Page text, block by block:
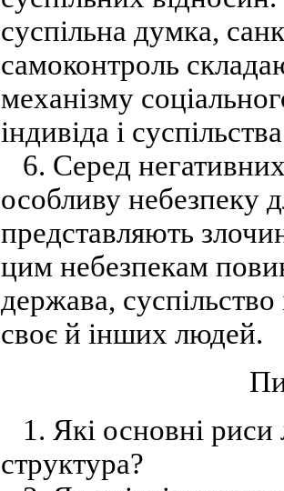
суспільна думка,
самоконтроль
механізму
індивіда і
6. Серед
особливу небезпеку
представляють
цим небезпекам
держава,
своє й інших людей.
1. Які основні риси
структура?